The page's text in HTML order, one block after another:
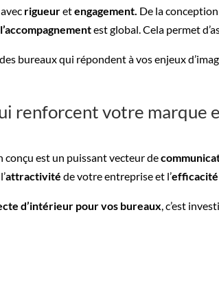
rigueuretengagement. De la
l’accompagnementest global. Cela permet
bureaux qui répondent à vos enjeux
renforcent votre marque
conçu est un puissant vecteur de
attractivité de votre entreprise et l’efficacité
d’intérieur pour vos bureaux, c’est